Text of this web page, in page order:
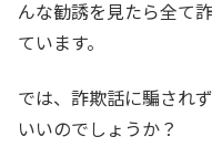
んな勧誘を見たら全て
ています。
では、詐欺話に騙され
いいのでしょうか？